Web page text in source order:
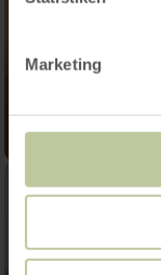
Marketing